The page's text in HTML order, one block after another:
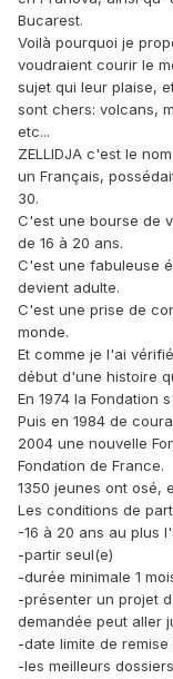
Bucarest.
Voilà pourquoi je
voudraient courir le
sujet qui leur plaise,
sont chers: volcans,
etc...
ZELLIDJA c'est le
un Français,
30.
C'est une bourse de
de 16 à 20 ans.
C'est une fabuleuse
devient adulte.
C'est une prise de
monde.
Et comme je l'ai
début d'une histoire
En 1974 la Fondation
Puis en 1984 de
2004 une nouvelle
Fondation de France.
1350 jeunes ont osé,
Les conditions de
-16 à 20 ans au plus
-partir seul(e)
-durée minimale 1
-présenter un projet
demandée peut aller
-date limite de remise
-les meilleurs